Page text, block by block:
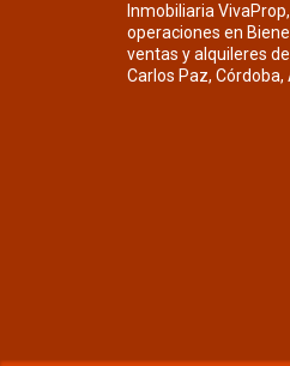
Inmobiliaria
operaciones en
ventas y alquileres
Carlos Paz, Córdoba,